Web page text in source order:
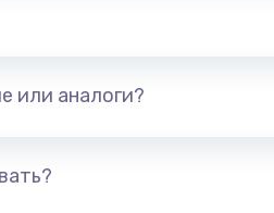
или аналоги?